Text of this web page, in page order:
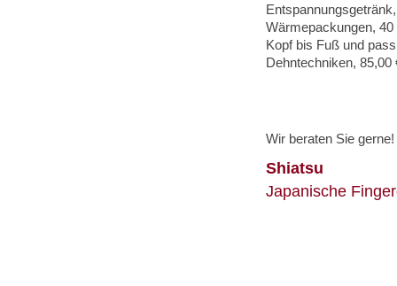
Entspannungsgetränk,
Wärmepackungen,
Kopf bis Fuß und
Dehntechniken, 85,00
Wir beraten Sie gerne!
Shiatsu
Japanische